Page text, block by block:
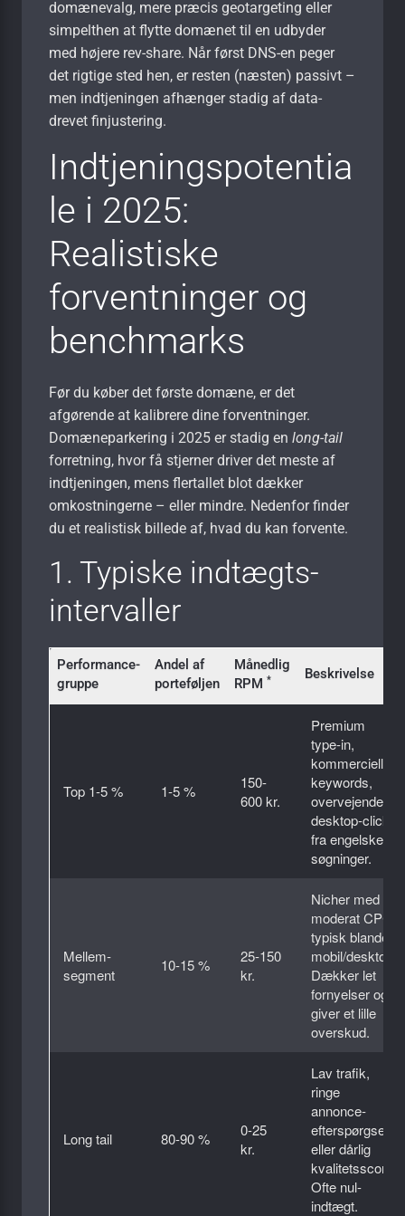
domænevalg, mere præcis geotargeting eller
simpelthen at flytte domænet til en udbyder
med højere rev-share. Når først DNS-en peger
det rigtige sted hen, er resten (næsten) pas­sivt –
men indtjeningen afhænger stadig af data­
drevet finjustering.
Indtjeningspotentia
le i 2025:
Realistiske
forventninger og
benchmarks
Før du køber det første domæne, er det
afgørende at kalibrere dine forventninger.
Domæneparkering i 2025 er stadig en long-tail
forretning, hvor få stjerner driver det meste af
indtjeningen, mens flertallet blot dækker
omkostningerne – eller mindre. Nedenfor finder
du et realistisk billede af, hvad du kan forvente.
1. Typiske indtægts­
intervaller
Performance-
gruppe
Andel af
porteføljen
Månedlig
RPM * Beskrivelse
Top 1-5 % 1-5 %
150-
600 kr.
Premium
type-in,
kommercielle
keywords,
overvejende
desktop-clicks
fra engelske
søgninger.
Mellem­
segment
10-15 %
25-150
kr.
Nicher med
moderat CPC;
typisk blandet
mobil/desktop.
Dækker let
fornyelser og
giver et lille
overskud.
Long tail 80-90 %
0-25
kr.
Lav trafik,
ringe
annonce­
efterspørgsel
eller dårlig
kvalitets­score.
Ofte nul-
indtægt.